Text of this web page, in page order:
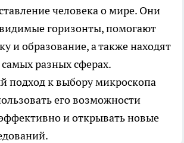
человека о мире. Они
горизонты, помогают
и образование, а также находят
разных сферах.
подход к выбору микроскопа
его возможности
и открывать новые